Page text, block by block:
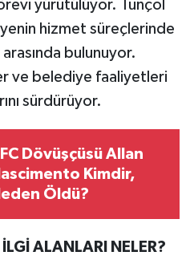
yürütülüyor. Tunçol
hizmet süreçlerinde
bulunuyor.
ve belediye faaliyetleri
sürdürüyor.
Dövüşçüsü Allan
Kimdir,
Öldü?
ALANLARI NELER?